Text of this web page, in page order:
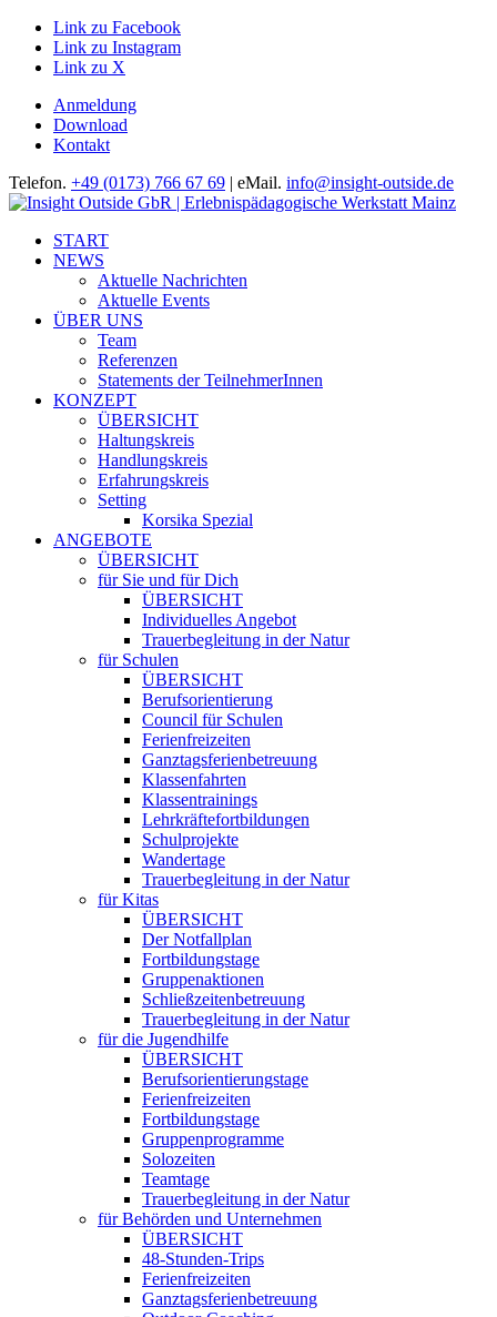
Link zu Facebook
Link zu Instagram
Link zu X
Anmeldung
Download
Kontakt
Telefon. +49 (0173) 766 67 69 | eMail. info@insight-outside.de
START
NEWS
Aktuelle Nachrichten
Aktuelle Events
ÜBER UNS
Team
Referenzen
Statements der TeilnehmerInnen
KONZEPT
ÜBERSICHT
Haltungskreis
Handlungskreis
Erfahrungskreis
Setting
Korsika Spezial
ANGEBOTE
ÜBERSICHT
für Sie und für Dich
ÜBERSICHT
Individuelles Angebot
Trauerbegleitung in der Natur
für Schulen
ÜBERSICHT
Berufsorientierung
Council für Schulen
Ferienfreizeiten
Ganztagsferienbetreuung
Klassenfahrten
Klassentrainings
Lehrkräftefortbildungen
Schulprojekte
Wandertage
Trauerbegleitung in der Natur
für Kitas
ÜBERSICHT
Der Notfallplan
Fortbildungstage
Gruppenaktionen
Schließzeitenbetreuung
Trauerbegleitung in der Natur
für die Jugendhilfe
ÜBERSICHT
Berufsorientierungstage
Ferienfreizeiten
Fortbildungstage
Gruppenprogramme
Solozeiten
Teamtage
Trauerbegleitung in der Natur
für Behörden und Unternehmen
ÜBERSICHT
48-Stunden-Trips
Ferienfreizeiten
Ganztagsferienbetreuung